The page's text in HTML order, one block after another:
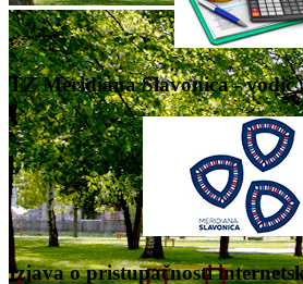
TZ Meridiana Slavonica - vodič
Izjava o pristupačnosti